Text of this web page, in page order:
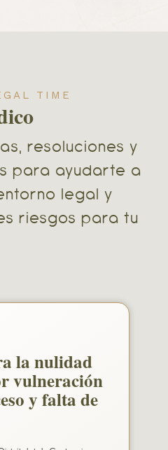
TIME
resoluciones y
para ayudarte a
legal y
riesgos para tu
la nulidad
vulneración
y falta de